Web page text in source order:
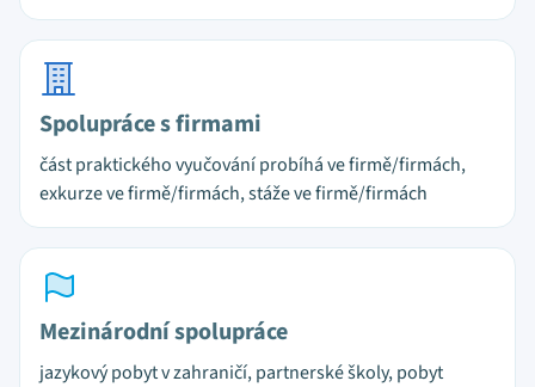
Spolupráce s firmami
část praktického vyučování probíhá ve firmě/firmách,
exkurze ve firmě/firmách, stáže ve firmě/firmách
Mezinárodní spolupráce
jazykový pobyt v zahraničí, partnerské školy, pobyt